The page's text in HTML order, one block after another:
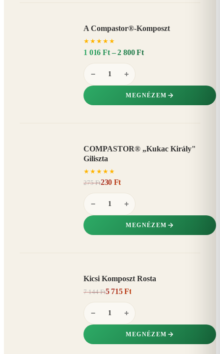
A Compastor®-Komposzt
★ ★ ★ ★ ★
1 016 Ft – 2 800 Ft
− +
MEGNÉZEM
COMPASTOR® „Kukac Király"
Giliszta
★ ★ ★ ★ ★
275 Ft230 Ft
− +
MEGNÉZEM
Kicsi Komposzt Rosta
7 144 Ft5 715 Ft
− +
MEGNÉZEM